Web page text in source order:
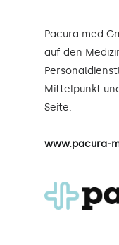
Pacura med
auf den
Mittelpunkt
Seite.
www.pacura-